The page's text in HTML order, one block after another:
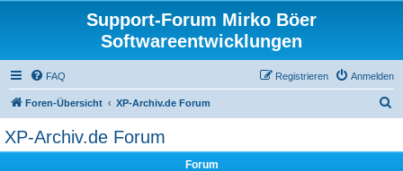
Support-Forum Mirko Böer
Softwareentwicklungen
FAQ Anmelden
Registrieren
Foren-Übersicht XP-Archiv.de Forum
XP-Archiv.de Forum
Forum